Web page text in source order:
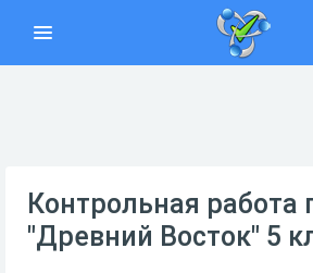
Контрольная работа
"Древний Восток" 5